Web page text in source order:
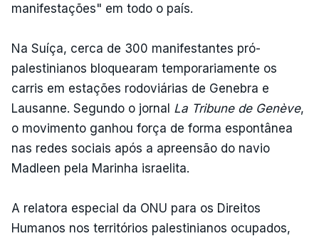
manifestações" em todo o país.
Na Suíça, cerca de 300 manifestantes pró-
palestinianos bloquearam temporariamente os
carris em estações rodoviárias de Genebra e
Lausanne. Segundo o jornal La Tribune de Genève,
o movimento ganhou força de forma espontânea
nas redes sociais após a apreensão do navio
Madleen pela Marinha israelita.
A relatora especial da ONU para os Direitos
Humanos nos territórios palestinianos ocupados,